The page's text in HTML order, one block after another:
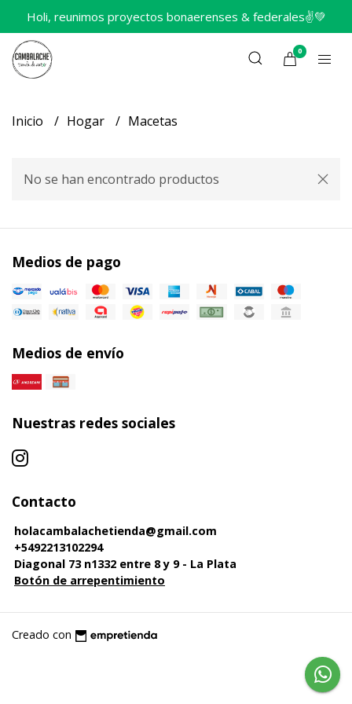
Holi, reunimos proyectos bonaerenses & federales✌️💚
0
Inicio Hogar Macetas
No se han encontrado productos
Medios de pago
Medios de envío
Nuestras redes sociales
Contacto
holacambalachetienda@gmail.com
+5492213102294
Diagonal 73 n1332 entre 8 y 9 - La Plata
Botón de arrepentimiento
Creado con